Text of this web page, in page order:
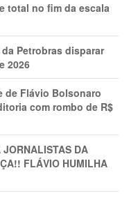
total no fim da escala
Petrobras disparar
2026
de Flávio Bolsonaro
com rombo de R$
DA
FLÁVIO HUMILHA